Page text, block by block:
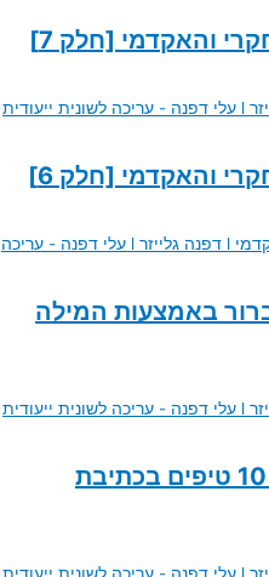
והאקדמי [חלק 7]
והאקדמי [חלק 6]
באמצעות המילה
אומנות כתיבת דוקטורט: 10 טיפים בכתיבת